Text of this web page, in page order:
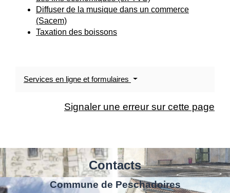
Diffuser de la musique dans un commerce
(Sacem)
Taxation des boissons
Services en ligne et formulaires
Signaler une erreur sur cette page
Contacts
Commune de Peschadoires